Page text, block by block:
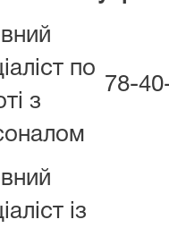
по
з
78-
із